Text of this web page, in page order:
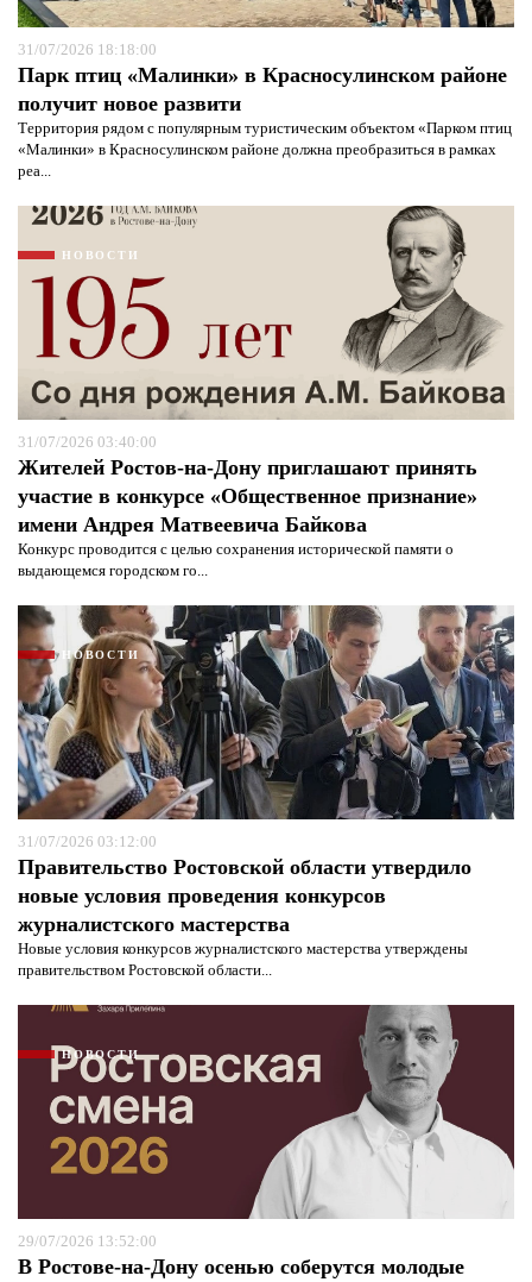
31/07/2026 18:18:00
Парк птиц «Малинки» в Красносулинском районе
получит новое развити
Территория рядом с популярным туристическим объектом «Парком птиц
«Малинки» в Красносулинском районе должна преобразиться в рамках
реа...
НОВОСТИ
31/07/2026 03:40:00
Жителей Ростов-на-Дону приглашают принять
участие в конкурсе «Общественное признание»
имени Андрея Матвеевича Байкова
Конкурс проводится с целью сохранения исторической памяти о
выдающемся городском го...
НОВОСТИ
31/07/2026 03:12:00
Правительство Ростовской области утвердило
новые условия проведения конкурсов
журналистского мастерства
Новые условия конкурсов журналистского мастерства утверждены
правительством Ростовской области...
НОВОСТИ
29/07/2026 13:52:00
В Ростове-на-Дону осенью соберутся молодые
Я согласен сполитикой конфиденциальности и
защиты информации*
Я согласен сполитикой конфиденциальности и
защиты информации*